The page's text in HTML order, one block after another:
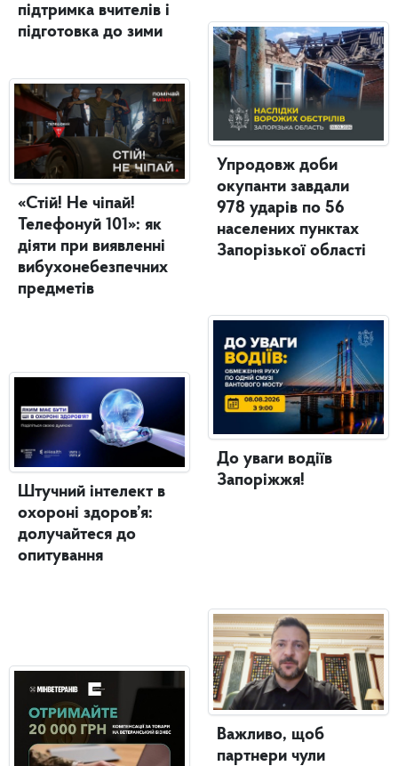
підтримка вчителів і
підготовка до зими
«Стій! Не чіпай!
Телефонуй 101»: як
діяти при виявленні
вибухонебезпечних
предметів
Штучний інтелект в
охороні здоров’я:
долучайтеся до
опитування
Упродовж доби
окупанти завдали
978 ударів по 56
населених пунктах
Запорізької області
До уваги водіїв
Запоріжжя!
Важливо, щоб
партнери чули